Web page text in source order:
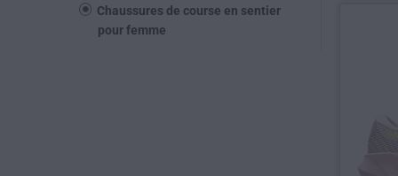
Chaussures de course en sentier
pour femme